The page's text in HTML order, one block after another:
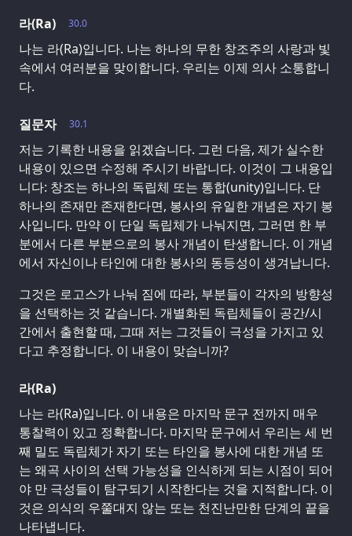
30.0
라(Ra)
나는 라(Ra)입니다. 나는 하나의 무한 창조주의 사랑과 빛
속에서 여러분을 맞이합니다. 우리는 이제 의사 소통합니
다.
30.1
질문자
저는 기록한 내용을 읽겠습니다. 그런 다음, 제가 실수한
내용이 있으면 수정해 주시기 바랍니다. 이것이 그 내용입
니다: 창조는 하나의 독립체 또는 통합(unity)입니다. 단
하나의 존재만 존재한다면, 봉사의 유일한 개념은 자기 봉
사입니다. 만약 이 단일 독립체가 나눠지면, 그러면 한 부
분에서 다른 부분으로의 봉사 개념이 탄생합니다. 이 개념
에서 자신이나 타인에 대한 봉사의 동등성이 생겨납니다.
그것은 로고스가 나눠 짐에 따라, 부분들이 각자의 방향성
을 선택하는 것 같습니다. 개별화된 독립체들이 공간/시
간에서 출현할 때, 그때 저는 그것들이 극성을 가지고 있
다고 추정합니다. 이 내용이 맞습니까?
라(Ra)
나는 라(Ra)입니다. 이 내용은 마지막 문구 전까지 매우
통찰력이 있고 정확합니다. 마지막 문구에서 우리는 세 번
째 밀도 독립체가 자기 또는 타인을 봉사에 대한 개념 또
는 왜곡 사이의 선택 가능성을 인식하게 되는 시점이 되어
야 만 극성들이 탐구되기 시작한다는 것을 지적합니다. 이
것은 의식의 우쭐대지 않는 또는 천진난만한 단계의 끝을
나타냅니다.